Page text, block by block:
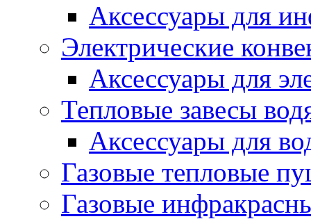
Аксессуары для
Электрические
Аксессуары для
Тепловые завесы
Аксессуары для
Газовые тепловые
Газовые